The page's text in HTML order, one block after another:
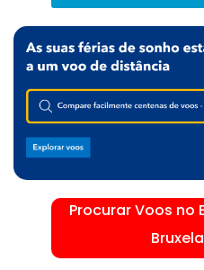
Procurar Voos no